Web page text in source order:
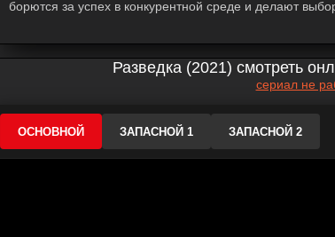
борются за успех в конкурентной среде и делают
Разведка (2021) смотреть
сериал не
ОСНОВНОЙ ЗАПАСНОЙ 1 ЗАПАСНОЙ 2